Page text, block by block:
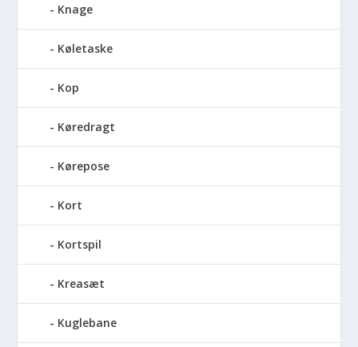
Knage
Køletaske
Kop
Køredragt
Kørepose
Kort
Kortspil
Kreasæt
Kuglebane